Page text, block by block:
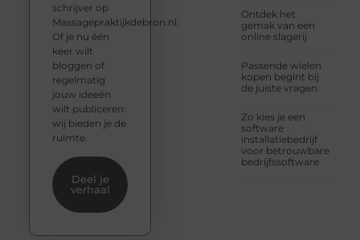
Ontdek het
gemak van een
online slagerij
Passende wielen
kopen begint bij
de juiste vragen
Zo kies je een
software
installatiebedrijf
voor betrouwbare
bedrijfssoftware
schrijver op
Massagepraktijkdebron.nl.
Of je nu één
keer wilt
bloggen of
regelmatig
jouw ideeën
wilt publiceren:
wij bieden je de
ruimte.
Deel je
verhaal